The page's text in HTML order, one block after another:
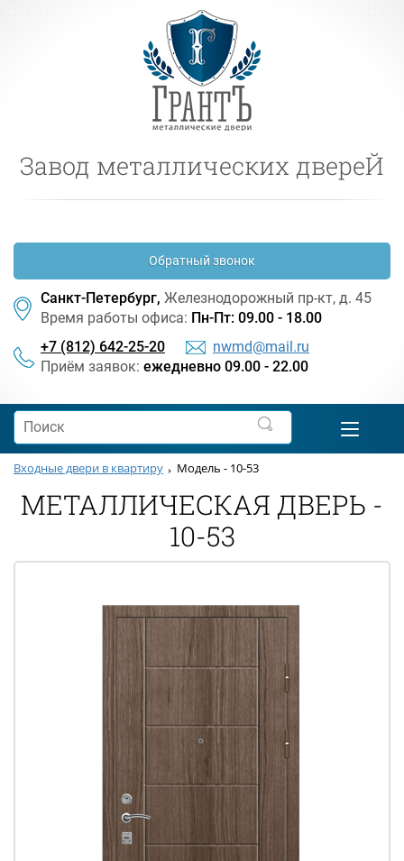
Завод металлических двереЙ
Обратный звонок
Санкт-Петербург, Железнодорожный пр-кт, д. 45
Время работы офиса: Пн-Пт: 09.00 - 18.00
+7 (812) 642-25-20
nwmd@mail.ru
Приём заявок: ежедневно 09.00 - 22.00
Входные двери в квартиру Модель - 10-53
МЕТАЛЛИЧЕСКАЯ ДВЕРЬ -
10-53